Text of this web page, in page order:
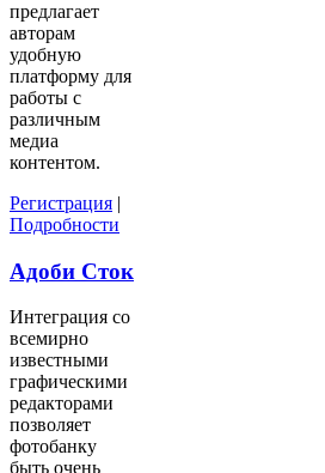
предлагает
авторам
удобную
платформу для
работы с
различным
медиа
контентом.
Регистрация |
Подробности
Адоби Сток
Интеграция со
всемирно
известными
графическими
редакторами
позволяет
фотобанку
быть очень